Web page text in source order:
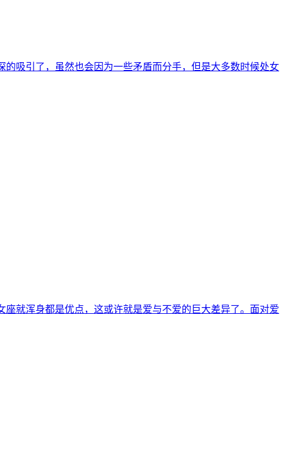
吸引了，虽然也会因为一些矛盾而分手，但是大多数时候处女
就浑身都是优点，这或许就是爱与不爱的巨大差异了。面对爱